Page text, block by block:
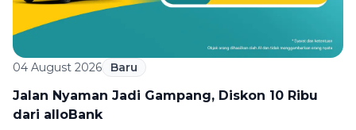
04 August 2026 Baru
Jalan Nyaman Jadi Gampang, Diskon 10 Ribu
dari alloBank